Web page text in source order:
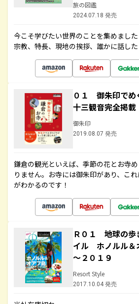
旅の図鑑
2024.07.18 発売
今こそ学びたい世界のことを集めました
宗教、特長、現地の挨拶、誰かに話した
０１ 御朱印で
十三観音完全掲
御朱印
2019.08.07 発売
鎌倉の観光といえば、季節の花とお寺
りません。お寺には御朱印があり、こ
がわかるのです！
Ｒ０１ 地球の
イル ホノルル＆
～２０１９
Resort Style
2017.10.04 発売